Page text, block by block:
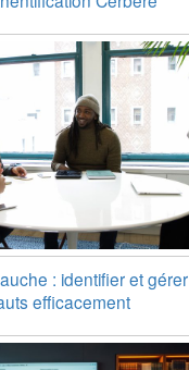
: identifier et gérer
efficacement